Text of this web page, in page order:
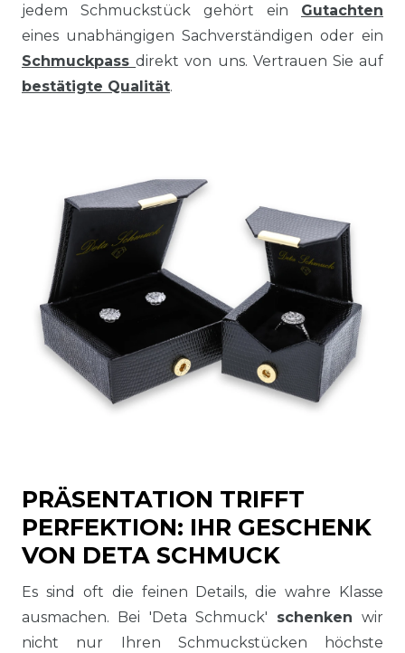
jedem Schmuckstück gehört ein Gutachten
eines unabhängigen Sachverständigen oder ein
Schmuckpassdirekt von uns. Vertrauen Sie auf
bestätigte Qualität.
PRÄSENTATION TRIFFT
PERFEKTION: IHR GESCHENK
VON DETA SCHMUCK
Es sind oft die feinen Details, die wahre Klasse
ausmachen. Bei 'Deta Schmuck' schenkenwir
nicht nur Ihren Schmuckstücken höchste